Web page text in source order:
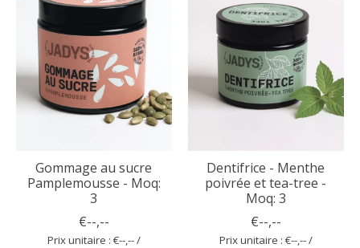
Gommage au sucre
Pamplemousse - Moq:
3
€--,--
Prix unitaire : €--,-- /
Dentifrice - Menthe
poivrée et tea-tree -
Moq: 3
€--,--
Prix unitaire : €--,-- /